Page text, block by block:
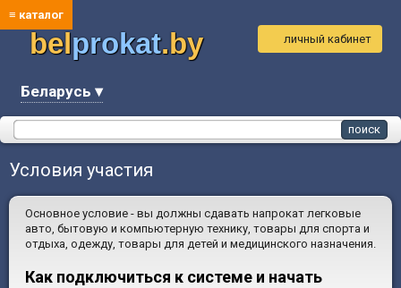
≡ каталог
belprokat.by
Беларусь ▾
личный кабинет
Условия участия
Основное условие - вы должны сдавать напрокат легковые
авто, бытовую и компьютерную технику, товары для спорта и
отдыха, одежду, товары для детей и медицинского назначения.
Как подключиться к системе и начать